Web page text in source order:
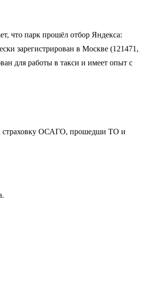
что парк прошёл отбор Яндекса:
зарегистрирован в Москве (121471,
для работы в такси и имеет опыт с
страховку ОСАГО, прошедши ТО и